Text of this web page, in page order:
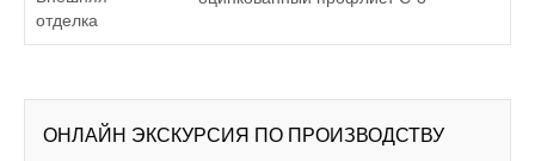
отделка
ОНЛАЙН ЭКСКУРСИЯ ПО ПРОИЗВОДСТВУ